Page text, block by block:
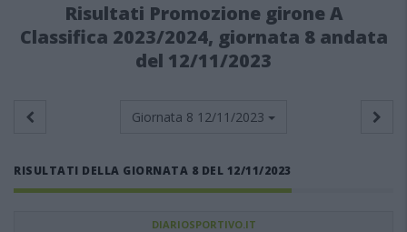
Risultati Promozione girone A
Classifica 2023/2024, giornata 8 andata
del 12/11/2023
Giornata 8 12/11/2023
RISULTATI DELLA GIORNATA 8 DEL 12/11/2023
DIARIOSPORTIVO.IT